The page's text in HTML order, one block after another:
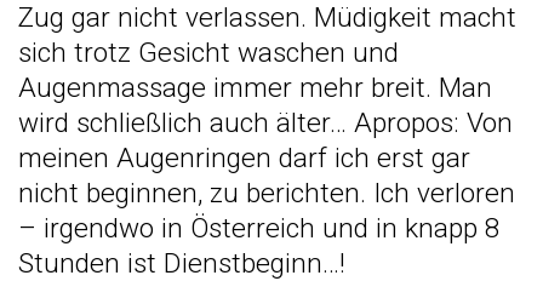
Zug gar nicht verlassen. Müdigkeit macht
sich trotz Gesicht waschen und
Augenmassage immer mehr breit. Man
wird schließlich auch älter… Apropos: Von
meinen Augenringen darf ich erst gar
nicht beginnen, zu berichten. Ich verloren
– irgendwo in Österreich und in knapp 8
Stunden ist Dienstbeginn…!